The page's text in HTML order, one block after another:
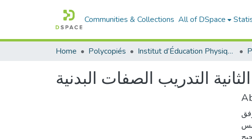
Communities & Collections All of DSpace
Home Polycopiés Institut d’Éducation Physique et Sportive
التدريب الصفات البدنية